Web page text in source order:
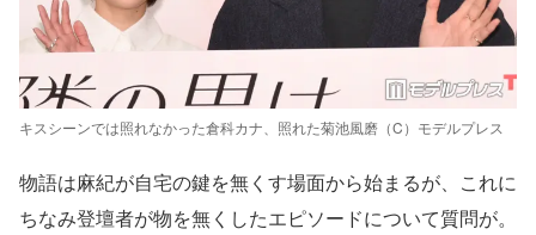
キスシーンでは照れなかった倉科カナ、照れた菊池風磨（C）モデルプレス
物語は麻紀が自宅の鍵を無くす場面から始まるが、これに
ちなみ登壇者が物を無くしたエピソードについて質問が。